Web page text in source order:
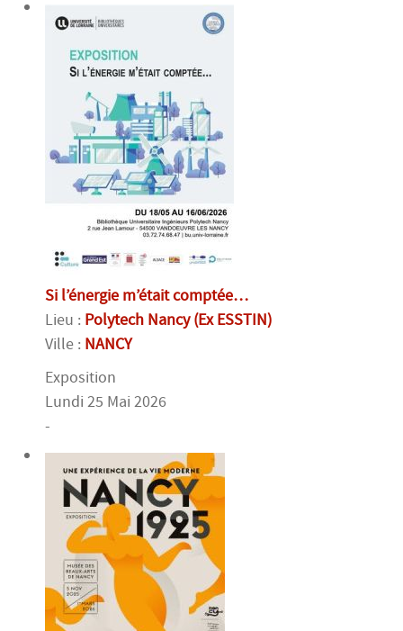
Si l’énergie m’était comptée…
Lieu : Polytech Nancy (Ex ESSTIN)
Ville : NANCY
Exposition
Lundi 25 Mai 2026
-